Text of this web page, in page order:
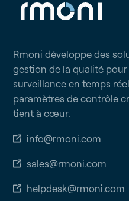
Rmoni développe des
gestion de la qualité
surveillance en temps
paramètres de contrôle
tient à cœur.
info@rmoni.com
sales@rmoni.com
helpdesk@rmoni.com